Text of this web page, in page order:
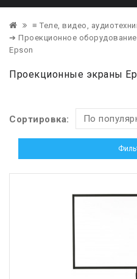
≡ Теле, видео,
➔ Проекционное оборудование
Epson
Проекционные экраны
Сортировка: По